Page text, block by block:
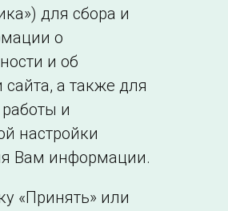
новости
Филиалы и
представительства
для сбора и
о
и об
а также для
и
настройки
Вам информации.
«Принять» или